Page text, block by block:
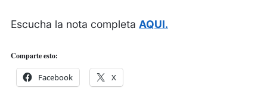
Escucha la nota completa AQUI.
Comparte esto:
Facebook X